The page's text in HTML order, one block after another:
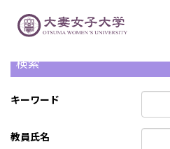
検索
キーワード
教員氏名